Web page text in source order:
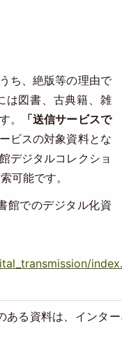
ち、絶版等の理由で
は図書、古典籍、雑
。
「送信サービスで
ビスの対象資料とな
デジタルコレクショ
可能です。
でのデジタル化資
ある資料は、イン